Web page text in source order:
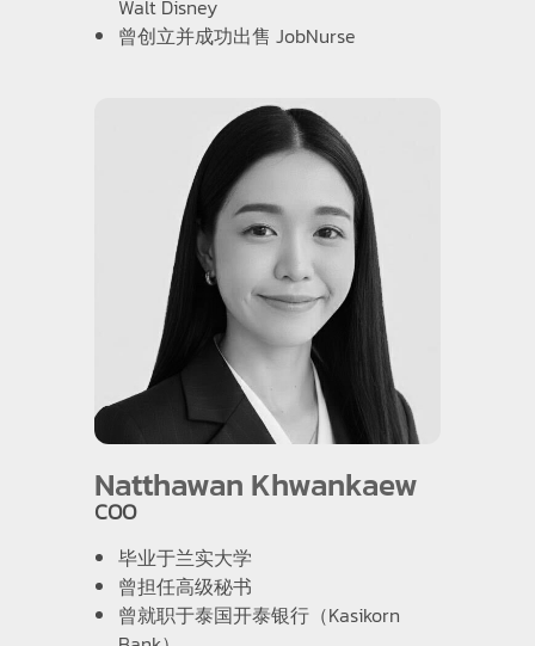
Walt Disney
曾创立并成功出售 JobNurse
Natthawan Khwankaew
COO
毕业于兰实大学
曾担任高级秘书
曾就职于泰国开泰银行（Kasikorn